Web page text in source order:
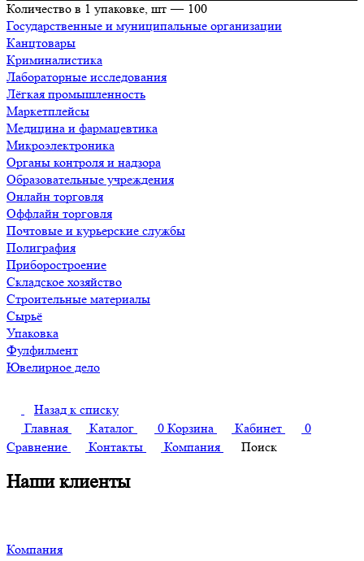
Количество в 1 упаковке, шт — 100
Государственные и муниципальные организации
Канцтовары
Криминалистика
Лабораторные исследования
Лёгкая промышленность
Маркетплейсы
Медицина и фармацевтика
Микроэлектроника
Органы контроля и надзора
Образовательные учреждения
Онлайн торговля
Оффлайн торговля
Почтовые и курьерские службы
Полиграфия
Приборостроение
Складское хозяйство
Строительные материалы
Сырьё
Упаковка
Фулфилмент
Ювелирное дело
Назад к списку
Главная
Каталог 0 Корзина Кабинет
0
Сравнение
Контакты Компания Поиск
Наши клиенты
Компания